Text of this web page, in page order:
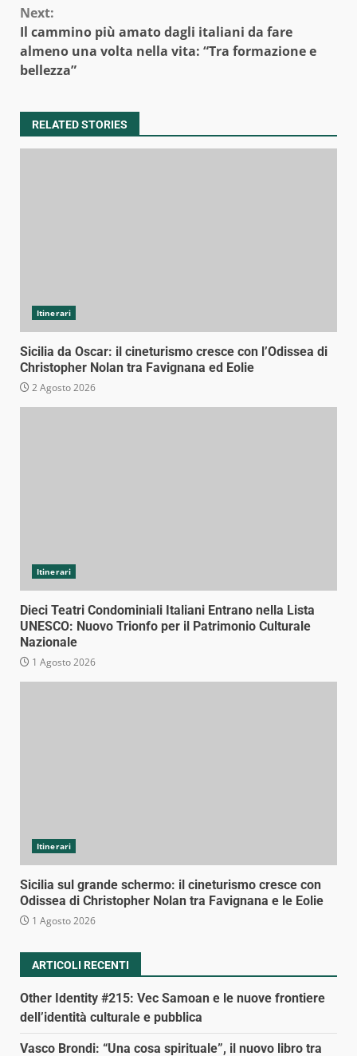
Next:
Il cammino più amato dagli italiani da fare
almeno una volta nella vita: “Tra formazione e
bellezza”
RELATED STORIES
Itinerari
Sicilia da Oscar: il cineturismo cresce con l’Odissea di
Christopher Nolan tra Favignana ed Eolie
2 Agosto 2026
Itinerari
Dieci Teatri Condominiali Italiani Entrano nella Lista
UNESCO: Nuovo Trionfo per il Patrimonio Culturale
Nazionale
1 Agosto 2026
Itinerari
Sicilia sul grande schermo: il cineturismo cresce con
Odissea di Christopher Nolan tra Favignana e le Eolie
1 Agosto 2026
ARTICOLI RECENTI
Other Identity #215: Vec Samoan e le nuove frontiere
dell’identità culturale e pubblica
Vasco Brondi: “Una cosa spirituale”, il nuovo libro tra